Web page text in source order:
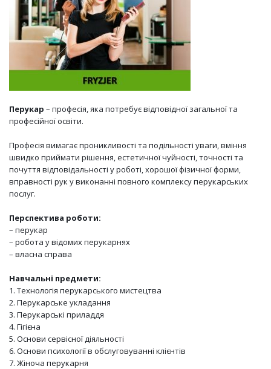
Перукар – професія, яка потребує відповідної загальної та
професійної освіти.
Професія вимагає проникливості та подільності уваги, вміння
швидко приймати рішення, естетичної чуйності, точності та
почуття відповідальності у роботі, хорошої фізичної форми,
вправності рук у виконанні повного комплексу перукарських
послуг.
Перспектива роботи:
– перукар
– робота у відомих перукарнях
– власна справа
Навчальні предмети:
1. Технологія перукарського мистецтва
2. Перукарське укладання
3. Перукарські приладдя
4. Гігієна
5. Основи сервісної діяльності
6. Основи психології в обслуговуванні клієнтів
7. Жіноча перукарня